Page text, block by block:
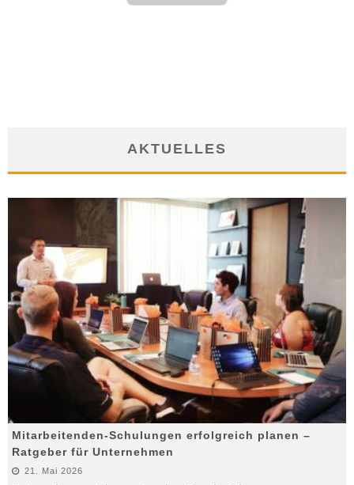
AKTUELLES
Mitarbeitenden-Schulungen erfolgreich planen –
Ratgeber für Unternehmen
21. Mai 2026